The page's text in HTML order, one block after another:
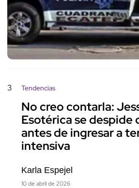
3 Tendencias
No creo contarla:
Esotérica se despide
antes de ingresar a
intensiva
Karla Espejel
10 de abril de 2026